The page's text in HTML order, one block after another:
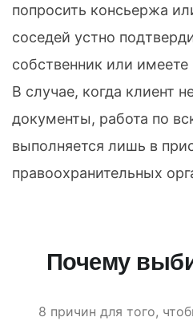
попросить консьержа
соседей устно
собственник или
В случае, когда клиент
документы, работа по
выполняется лишь в
правоохранительных
Почему
8 причин для того,